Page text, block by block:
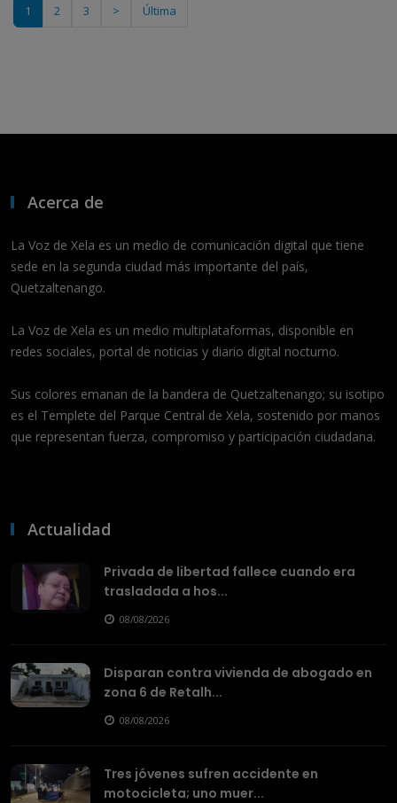
1 2 3 > Última
Acerca de
La Voz de Xela es un medio de comunicación digital que tiene
sede en la segunda ciudad más importante del país,
Quetzaltenango.
La Voz de Xela es un medio multiplataformas, disponible en
redes sociales, portal de noticias y diario digital nocturno.
Sus colores emanan de la bandera de Quetzaltenango; su isotipo
es el Templete del Parque Central de Xela, sostenido por manos
que representan fuerza, compromiso y participación ciudadana.
Actualidad
Privada de libertad fallece cuando era
trasladada a hos...
08/08/2026
Disparan contra vivienda de abogado en
zona 6 de Retalh...
08/08/2026
Tres jóvenes sufren accidente en
motocicleta; uno muer...